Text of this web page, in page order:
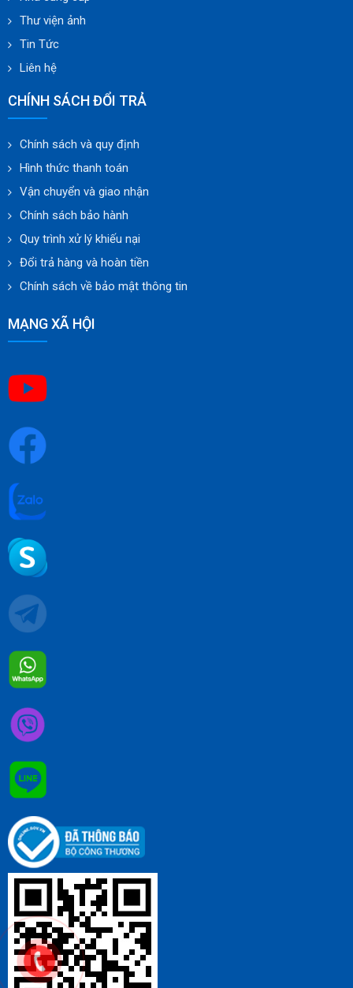
Thư viện ảnh
Tin Tức
Liên hệ
CHÍNH SÁCH ĐỔI TRẢ
Chính sách và quy định
Hình thức thanh toán
Vận chuyển và giao nhận
Chính sách bảo hành
Quy trình xử lý khiếu nại
Đổi trả hàng và hoàn tiền
Chính sách về bảo mật thông tin
MẠNG XÃ HỘI